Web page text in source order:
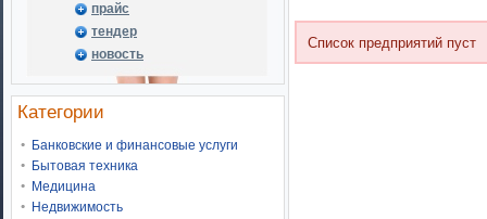
прайс
тендер
новость
Категории
Банковские и финансовые услуги
Бытовая техника
Медицина
Недвижимость
Список предприятий пуст